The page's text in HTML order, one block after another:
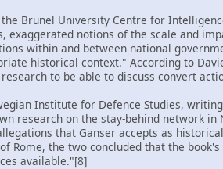
the Brunel University Centre for
exaggerated notions of the scale and
within and between national
historical context." According to
to be able to discuss convert
Institute for Defence Studies,
research on the stay-behind network
that Ganser accepts as
Rome, the two concluded that the
available."[8]